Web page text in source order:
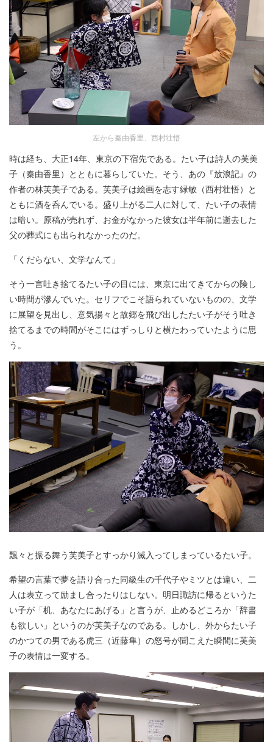
左から秦由香里、西村壮悟
時は経ち、大正14年、東京の下宿先である。たい子は詩人の芙美
子（秦由香里）とともに暮らしていた。そう、あの『放浪記』の
作者の林芙美子である。芙美子は絵画を志す緑敏（西村壮悟）と
ともに酒を呑んでいる。盛り上がる二人に対して、たい子の表情
は暗い。原稿が売れず、お金がなかった彼女は半年前に逝去した
父の葬式にも出られなかったのだ。
「くだらない、文学なんて」
そう一言吐き捨てるたい子の目には、東京に出てきてからの険し
い時間が滲んでいた。セリフでこそ語られていないものの、文学
に展望を見出し、意気揚々と故郷を飛び出したたい子がそう吐き
捨てるまでの時間がそこにはずっしりと横たわっていたように思
う。
飄々と振る舞う芙美子とすっかり滅入ってしまっているたい子。
希望の言葉で夢を語り合った同級生の千代子やミツとは違い、二
人は表立って励まし合ったりはしない。明日諏訪に帰るというた
い子が「机、あなたにあげる」と言うが、止めるどころか「辞書
も欲しい」というのが芙美子なのである。しかし、外からたい子
のかつての男である虎三（近藤隼）の怒号が聞こえた瞬間に芙美
子の表情は一変する。